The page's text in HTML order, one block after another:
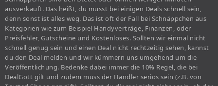
ausverkauft. Das heißt, du musst bei einigen Deals schnell sein,
denn sonst ist alles weg. Das ist oft der Fall bei Schnäppchen aus
Kategorien wie zum Beispiel Handyverträge, Finanzen, oder
Preisfehler, Gutscheine und Kostenloses. Sollten wir einmal nicht
schnell genug sein und einen Deal nicht rechtzeitig sehen, kannst
du den Deal melden und wir kümmern uns umgehend um die
Veröffentlichung. Bedenke dabei immer die 10% Regel, die bei
DealGott gilt und zudem muss der Händler seriös sein (z.B. von